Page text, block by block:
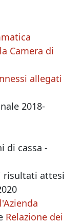
Camera di
allegati
2018-
cassa -
attesi
Relazione dei